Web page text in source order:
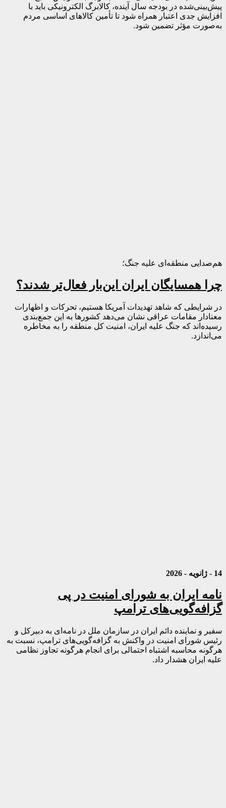
پیش‌بینی‌شده در بودجه سال آینده، کالابرگ الکترونیکی باید با
افزایش جدی اعتبار همراه شود تا تأمین کالاهای اساسی مردم
به‌صورت مؤثر تضمین شود.
هم‌صدایی منطقه‌ای علیه جنگ؛
چرا همسایگان ایران این‌بار فعال‌تر شدند؟
در شرایطی که شاهد تهدیدات آمریکا هستیم، تحرکات و اظهارات
معنادار مقامات عراقی نشان می‌دهد کشورها به این جمع‌بندی
رسیده‌اند که جنگ علیه ایران، امنیت کل منطقه را به مخاطره
می‌اندازد.
14 - ژانویه - 2026
نامه ایران به شورای امنیت در پی
گزافه‌گویی‌های ترامپ
سفیر و نماینده دائم ایران در سازمان ملل در نامه‌ای به دبیرکل و
رئیس شورای امنیت در واکنش به گزافه‌گویی‌های ترامپ، نسبت به
هرگونه محاسبه اشتباه احتمالی برای انجام هرگونه تجاوز نظامی
علیه ایران هشدار داد.